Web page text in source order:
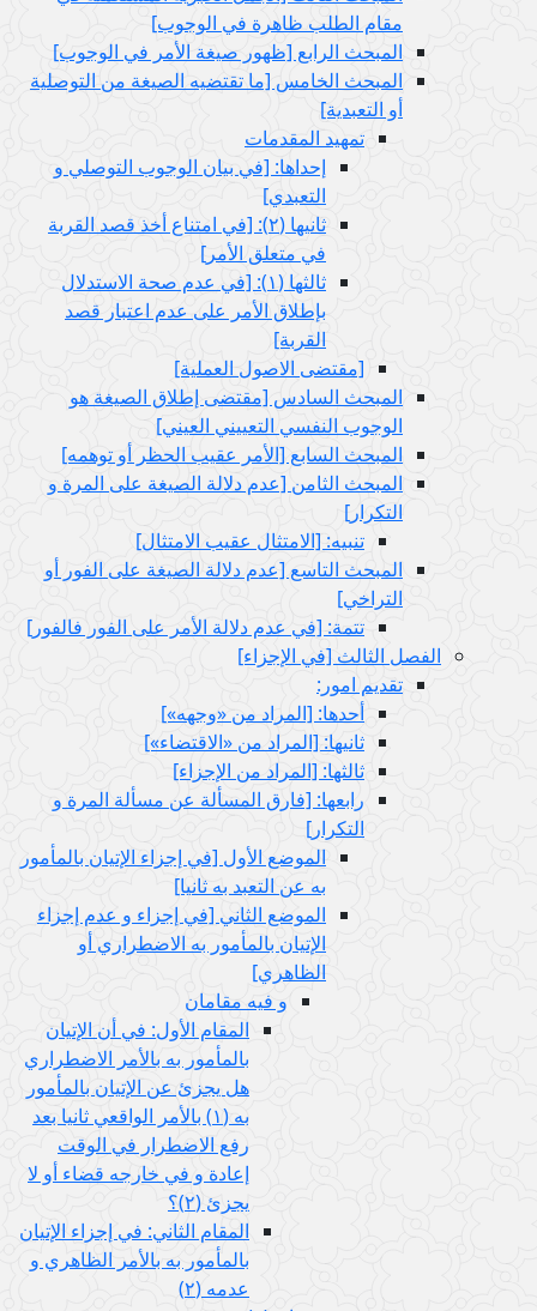
مقام الطلب ظاهرة في الوجوب‏]
المبحث الرابع‏ [ظهور صيغة الأمر في الوجوب‏]
المبحث الخامس‏ [ما تقتضيه الصيغة من التوصلية
أو التعبدية]
تمهيد المقدمات
إحداها: [في بيان الوجوب التوصلي و
التعبدي‏]
ثانيها (٢): [في امتناع أخذ قصد القربة
في متعلق الأمر]
ثالثها (١): [في عدم صحة الاستدلال
بإطلاق الأمر على عدم اعتبار قصد
القربة]
[مقتضى الاصول العملية]
المبحث السادس‏ [مقتضى إطلاق الصيغة هو
الوجوب النفسي التعييني العيني‏]
المبحث السابع‏ [الأمر عقيب الحظر أو توهمه‏]
المبحث الثامن‏ [عدم دلالة الصيغة على المرة و
التكرار]
تنبيه: [الامتثال عقيب الامتثال‏]
المبحث التاسع‏ [عدم دلالة الصيغة على الفور أو
التراخي‏]
تتمة: [في عدم دلالة الأمر على الفور فالفور]
الفصل الثالث‏ [في الإجزاء]
تقديم امور:
أحدها: [المراد من «وجهه»]
ثانيها: [المراد من «الاقتضاء»]
ثالثها: [المراد من الإجزاء]
رابعها: [فارق المسألة عن مسألة المرة و
التكرار]
الموضع الأول‏ [في إجزاء الإتيان بالمأمور
به عن التعبد به ثانيا]
الموضع الثاني‏ [في إجزاء و عدم إجزاء
الإتيان بالمأمور به الاضطراري أو
الظاهري‏]
و فيه مقامان
المقام الأول: في أن الإتيان
بالمأمور به بالأمر الاضطراري
هل يجزئ عن الإتيان بالمأمور
به (١) بالأمر الواقعي ثانيا بعد
رفع الاضطرار في الوقت
إعادة و في خارجه قضاء أو لا
يجزئ (٢)؟
المقام الثاني: في إجزاء الإتيان
بالمأمور به بالأمر الظاهري و
عدمه (٢)